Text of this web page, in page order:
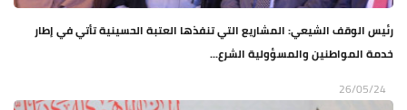
رئيس الوقف الشيعي: المشاريع التي تنفذها العتبة الحسينية تأتي في إطار
خدمة المواطنين والمسؤولية الشرع...
26/05/24